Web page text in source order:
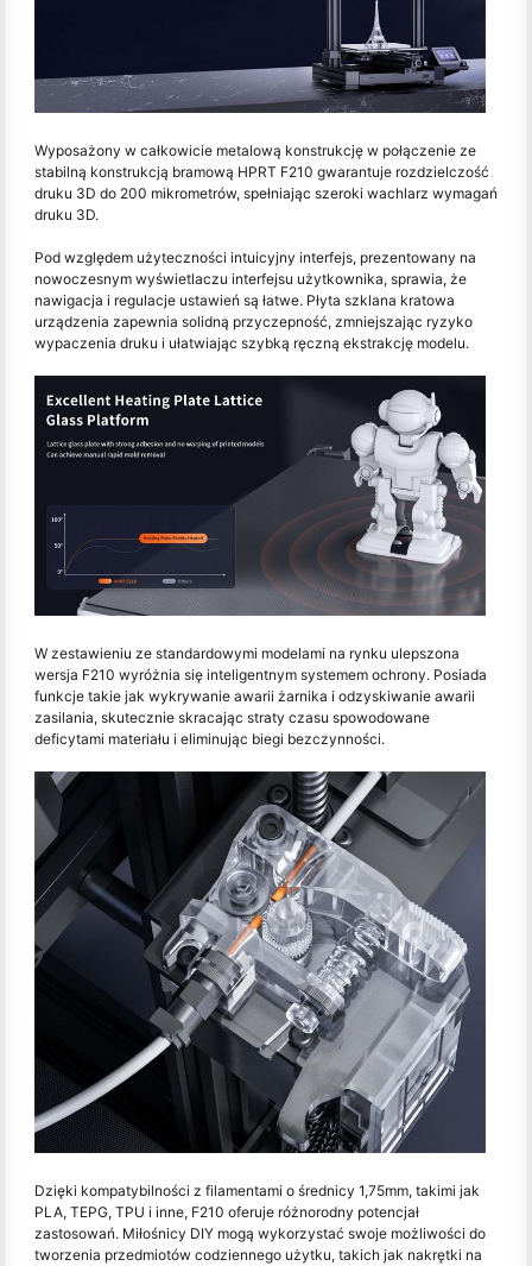
Wyposażony w całkowicie metalową konstrukcję w połączenie ze
stabilną konstrukcją bramową HPRT F210 gwarantuje rozdzielczość
druku 3D do 200 mikrometrów, spełniając szeroki wachlarz wymagań
druku 3D.
Pod względem użyteczności intuicyjny interfejs, prezentowany na
nowoczesnym wyświetlaczu interfejsu użytkownika, sprawia, że
nawigacja i regulacje ustawień są łatwe. Płyta szklana kratowa
urządzenia zapewnia solidną przyczepność, zmniejszając ryzyko
wypaczenia druku i ułatwiając szybką ręczną ekstrakcję modelu.
W zestawieniu ze standardowymi modelami na rynku ulepszona
wersja F210 wyróżnia się inteligentnym systemem ochrony. Posiada
funkcje takie jak wykrywanie awarii żarnika i odzyskiwanie awarii
zasilania, skutecznie skracając straty czasu spowodowane
deficytami materiału i eliminując biegi bezczynności.
Dzięki kompatybilności z filamentami o średnicy 1,75mm, takimi jak
PLA, TEPG, TPU i inne, F210 oferuje różnorodny potencjał
zastosowań. Miłośnicy DIY mogą wykorzystać swoje możliwości do
tworzenia przedmiotów codziennego użytku, takich jak nakrętki na